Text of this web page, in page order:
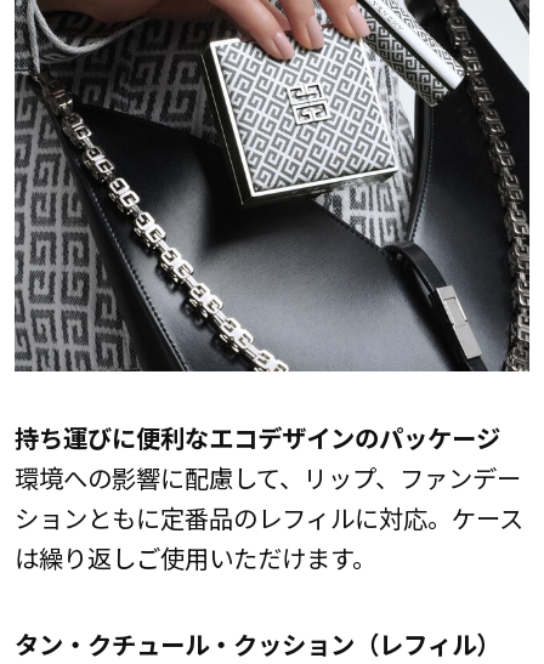
持ち運びに便利なエコデザインのパッケージ
環境への影響に配慮して、リップ、ファンデー
ションともに定番品のレフィルに対応。ケース
は繰り返しご使用いただけます。
タン・クチュール・クッション（レフィル）